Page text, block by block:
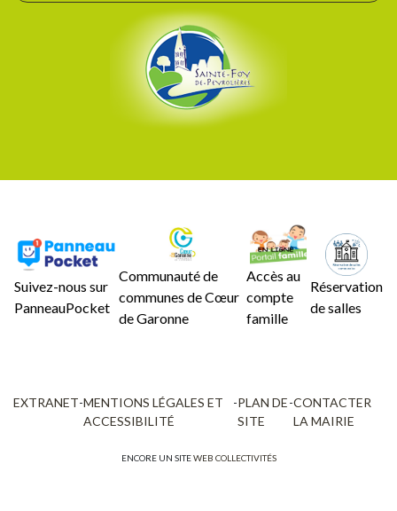
Suivez-nous sur
PanneauPocket
Communauté de
communes de Cœur
de Garonne
Accès au
compte
famille
Réservation
de salles
EXTRANET-MENTIONS LÉGALES ET
ACCESSIBILITÉ
-PLAN DE
SITE
-CONTACTER
LA MAIRIE
ENCORE UN SITEWEB COLLECTIVITÉS